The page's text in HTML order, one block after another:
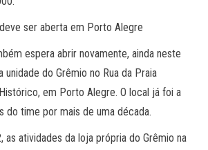
ser aberta em Porto Alegre
espera abrir novamente, ainda neste
unidade do Grêmio no Rua da Praia
em Porto Alegre. O local já foi a
do time por mais de uma década.
as atividades da loja própria do Grêmio na